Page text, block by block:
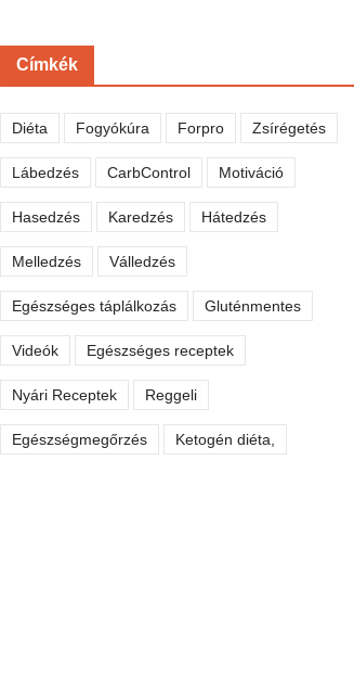
Címkék
Diéta Fogyókúra Forpro Zsírégetés
Lábedzés CarbControl Motiváció
Hasedzés Karedzés Hátedzés
Melledzés Válledzés
Egészséges táplálkozás Gluténmentes
Videók Egészséges receptek
Nyári Receptek Reggeli
Egészségmegőrzés Ketogén diéta,